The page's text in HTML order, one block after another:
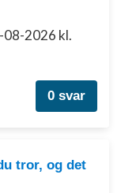
08-2026 kl.
0 svar
tror, og det